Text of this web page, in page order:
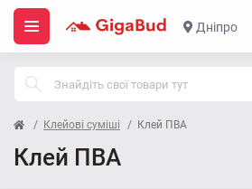
Дніпро
Клейові суміші Клей ПВА
Клей ПВА